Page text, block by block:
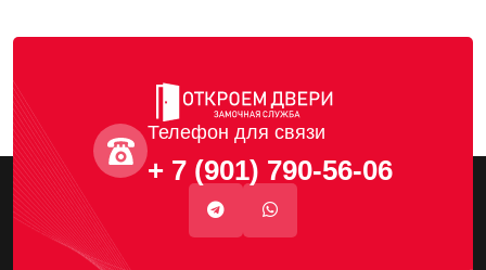
Телефон для связи
+ 7 (901) 790-56-06